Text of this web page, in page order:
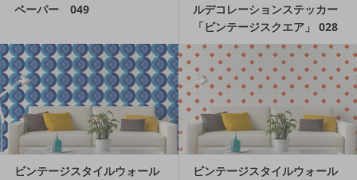
ペーパー 049
ルデコレーションステッカー
「ビンテージスクエア」 028
ビンテージスタイルウォール
ビンテージスタイルウォール